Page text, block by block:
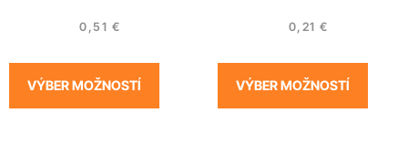
0,51 €
VÝBER MOŽNOSTÍ
0,21 €
VÝBER MOŽNOSTÍ